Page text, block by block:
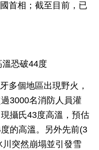
首相；截至目前，已
恐破44度
多個地區出現野火，
3000名消防人員灌
攝氏43度高溫，預估
的高溫。另外先前(3
川突然崩塌並引發雪